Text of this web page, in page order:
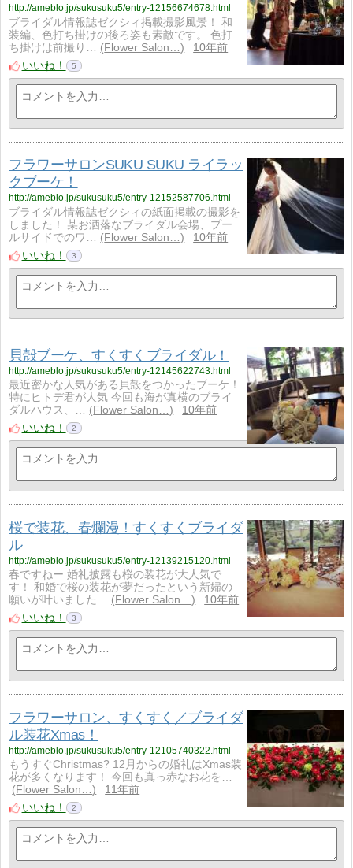
http://ameblo.jp/sukusuku5/entry-12156674678.html
ブライダル情報誌ゼクシィ掲載撮影風景！ 和
装編、色打ち掛けの後ろ姿も素敵です。 色打
ち掛けは前撮り…
Flower Salon…
10年前
いいね！
5
フラワーサロンSUKU SUKU ライラッ
クブーケ！
http://ameblo.jp/sukusuku5/entry-12152587706.html
ブライダル情報誌ゼクシィの紙面掲載の撮影を
しました！ 某お洒落なブライダル会場、プー
ルサイドでのワ…
Flower Salon…
10年前
いいね！
3
貝殻ブーケ、すくすくブライダル！
http://ameblo.jp/sukusuku5/entry-12145622743.html
最近密かな人気がある貝殻をつかったブーケ！
特にヒトデ君が人気 今回も海が真横のブライ
ダルハウス、…
Flower Salon…
10年前
いいね！
2
桜で装花、春爛漫！すくすくブライダ
ル
http://ameblo.jp/sukusuku5/entry-12139215120.html
春ですねー 婚礼披露も桜の装花が大人気で
す！ 和婚で桜の装花が夢だったという新婦の
願いが叶いました…
Flower Salon…
10年前
いいね！
3
フラワーサロン、すくすく／ブライダ
ル装花Xmas！
http://ameblo.jp/sukusuku5/entry-12105740322.html
もうすぐChristmas? 12月からの婚礼はXmas装
花が多くなります！ 今回も真っ赤なお花を…
Flower Salon…
11年前
いいね！
2